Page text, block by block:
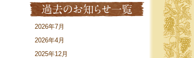
2026年7月
2026年4月
2025年12月